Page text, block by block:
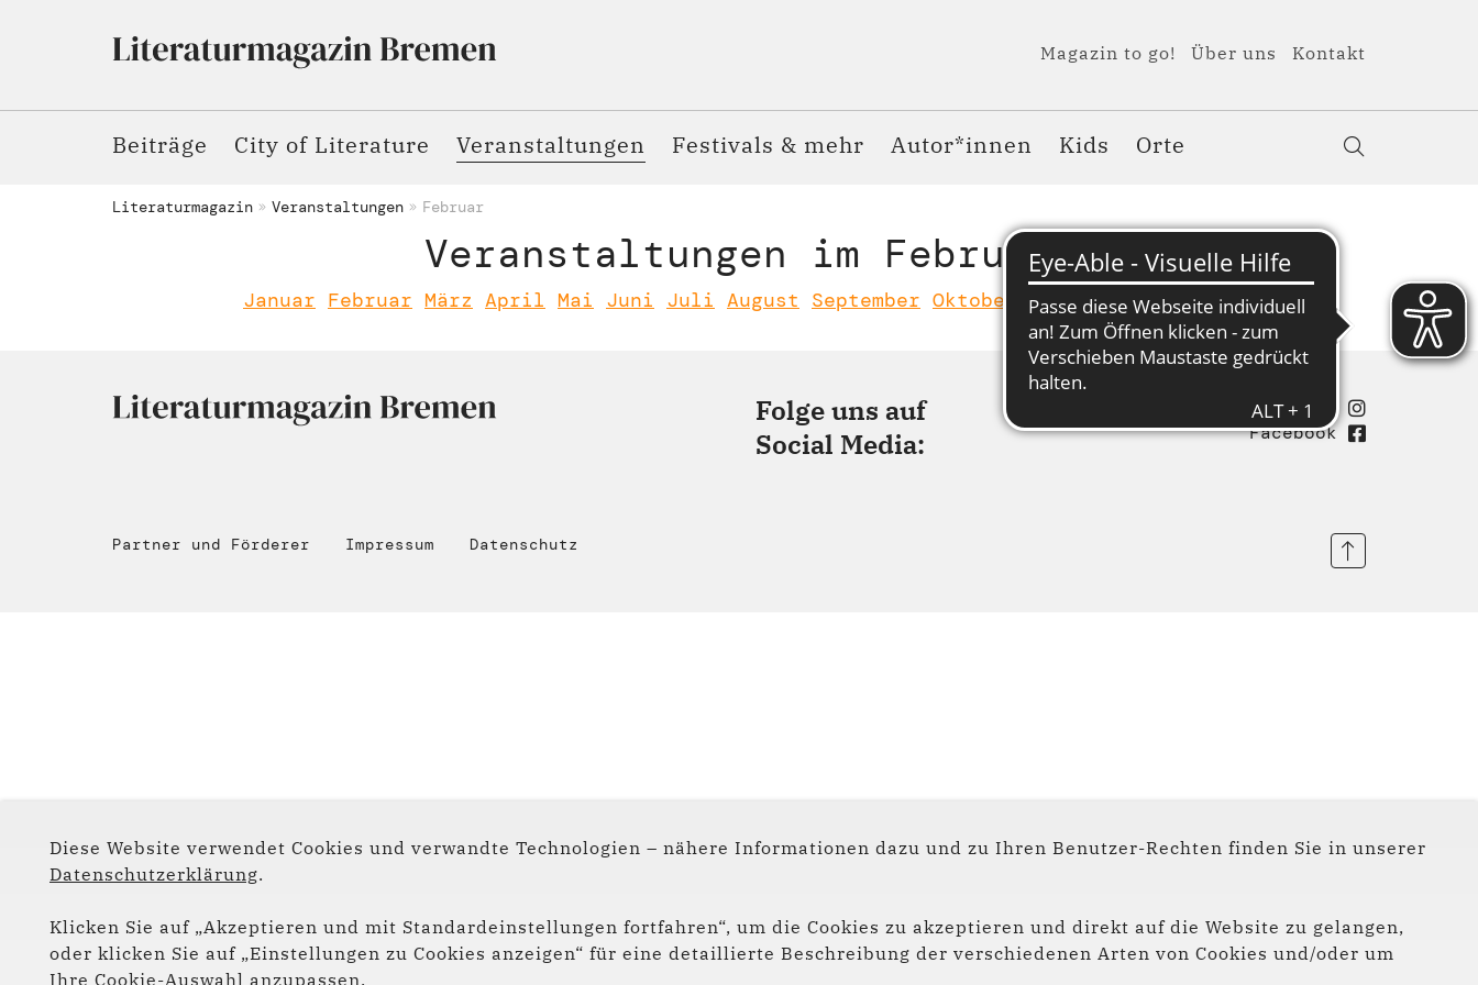
Diese Website verwendet Cookies und verwandte Technologien – nähere Informationen dazu und zu Ihren Benutzer-Rechten finden Sie in unserer
Datenschutzerklärung.
Klicken Sie auf „Akzeptieren und mit Standardeinstellungen fortfahren“, um die Cookies zu akzeptieren und direkt auf die Website zu gelangen,
oder klicken Sie auf „Einstellungen zu Cookies anzeigen“ für eine detaillierte Beschreibung der verschiedenen Arten von Cookies und/oder um
Ihre Cookie-Auswahl anzupassen.
Magazin to go! Über uns Kontakt
Beiträge City of Literature Veranstaltungen Festivals & mehr Autor*innen Kids Orte
Literaturmagazin Veranstaltungen Februar
Veranstaltungen im Februar
Januar Februar März April Mai Juni Juli August September Oktober November Dezember
Folge uns auf
Social Media:
Instagram
Facebook
Partner und Förderer Impressum Datenschutz